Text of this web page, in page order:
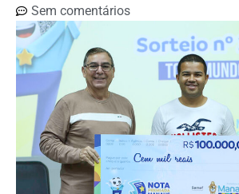
Sem comentários